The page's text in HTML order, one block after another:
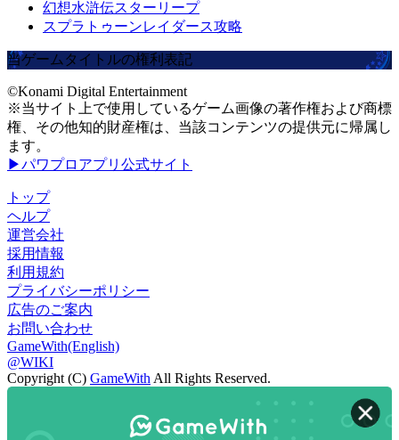
幻想水滸伝スターリープ
スプラトゥーンレイダース攻略
当ゲームタイトルの権利表記
©Konami Digital Entertainment
※当サイト上で使用しているゲーム画像の著作権および商標
権、その他知的財産権は、当該コンテンツの提供元に帰属し
ます。
▶パワプロアプリ公式サイト
トップ
ヘルプ
運営会社
採用情報
利用規約
プライバシーポリシー
広告のご案内
お問い合わせ
GameWith(English)
@WIKI
Copyright (C) GameWith All Rights Reserved.